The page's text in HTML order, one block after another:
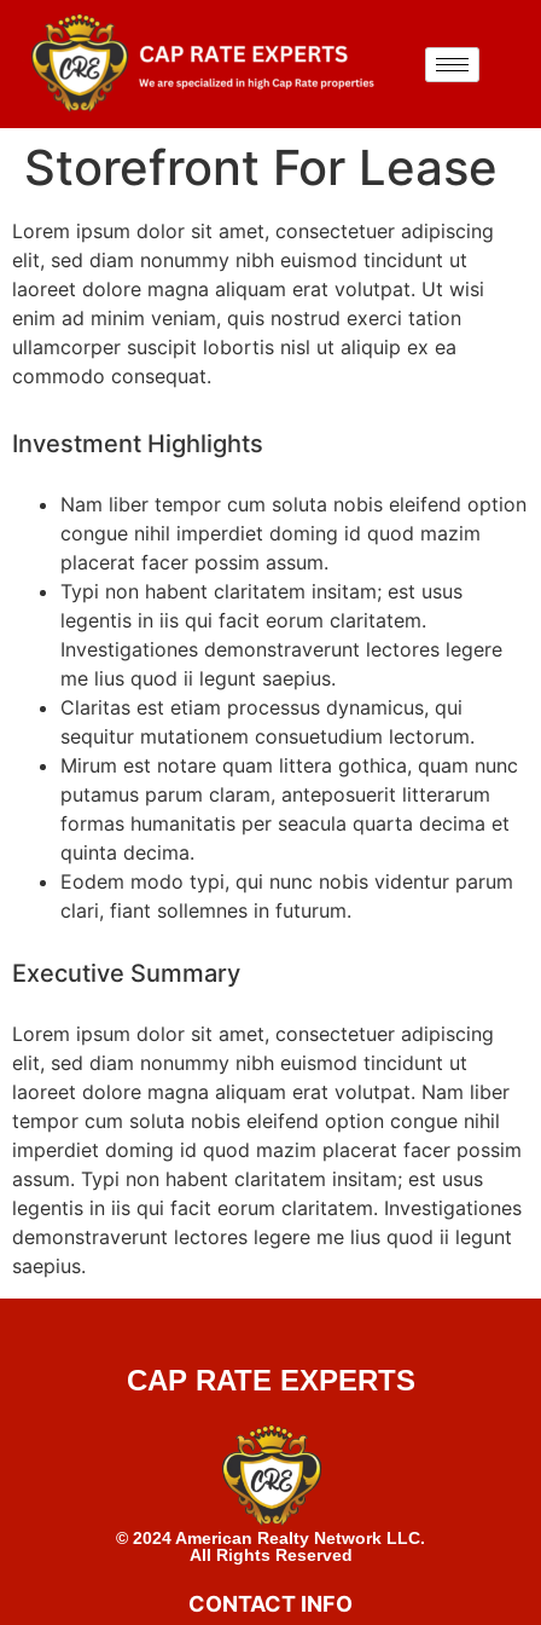
Storefront For Lease
Lorem ipsum dolor sit amet, consectetuer adipiscing
elit, sed diam nonummy nibh euismod tincidunt ut
laoreet dolore magna aliquam erat volutpat. Ut wisi
enim ad minim veniam, quis nostrud exerci tation
ullamcorper suscipit lobortis nisl ut aliquip ex ea
commodo consequat.
Investment Highlights
Nam liber tempor cum soluta nobis eleifend option
congue nihil imperdiet doming id quod mazim
placerat facer possim assum.
Typi non habent claritatem insitam; est usus
legentis in iis qui facit eorum claritatem.
Investigationes demonstraverunt lectores legere
me lius quod ii legunt saepius.
Claritas est etiam processus dynamicus, qui
sequitur mutationem consuetudium lectorum.
Mirum est notare quam littera gothica, quam nunc
putamus parum claram, anteposuerit litterarum
formas humanitatis per seacula quarta decima et
quinta decima.
Eodem modo typi, qui nunc nobis videntur parum
clari, fiant sollemnes in futurum.
Executive Summary
Lorem ipsum dolor sit amet, consectetuer adipiscing
elit, sed diam nonummy nibh euismod tincidunt ut
laoreet dolore magna aliquam erat volutpat. Nam liber
tempor cum soluta nobis eleifend option congue nihil
imperdiet doming id quod mazim placerat facer possim
assum. Typi non habent claritatem insitam; est usus
legentis in iis qui facit eorum claritatem. Investigationes
demonstraverunt lectores legere me lius quod ii legunt
saepius.
CAP RATE EXPERTS
© 2024 American Realty Network LLC.
All Rights Reserved
CONTACT INFO